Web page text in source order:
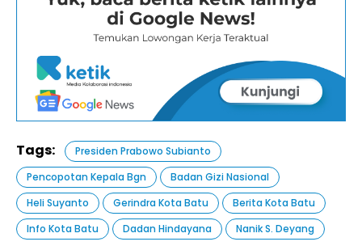
Tags:
Presiden Prabowo Subianto
Pencopotan Kepala Bgn
Badan Gizi Nasional
Heli Suyanto
Gerindra Kota Batu
Berita Kota Batu
Info Kota Batu
Dadan Hindayana Nanik S. Deyang